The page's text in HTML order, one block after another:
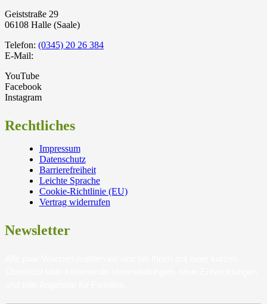
Geiststraße 29
06108 Halle (Saale)
Telefon: (0345) 20 26 384
E-Mail:
YouTube
Facebook
Instagram
Rechtliches
Impressum
Datenschutz
Barrierefreiheit
Leichte Sprache
Cookie-Richtlinie (EU)
Vertrag widerrufen
Newsletter